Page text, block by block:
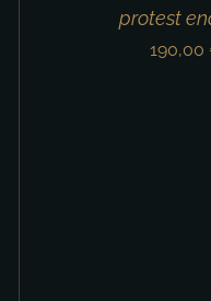
protest
190,00